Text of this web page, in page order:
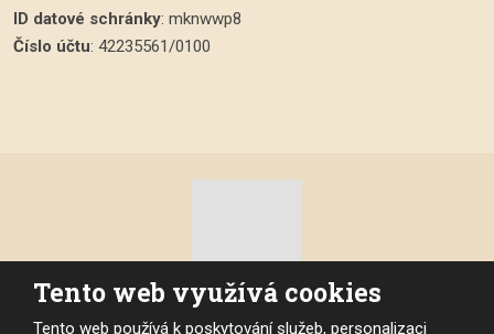
ID datové schránky: mknwwp8
Číslo účtu: 42235561/0100
Tento web využívá cookies
Tento web používá k poskytování služeb, personalizaci